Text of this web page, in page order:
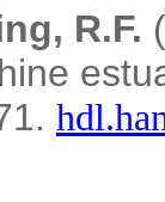
R.F.